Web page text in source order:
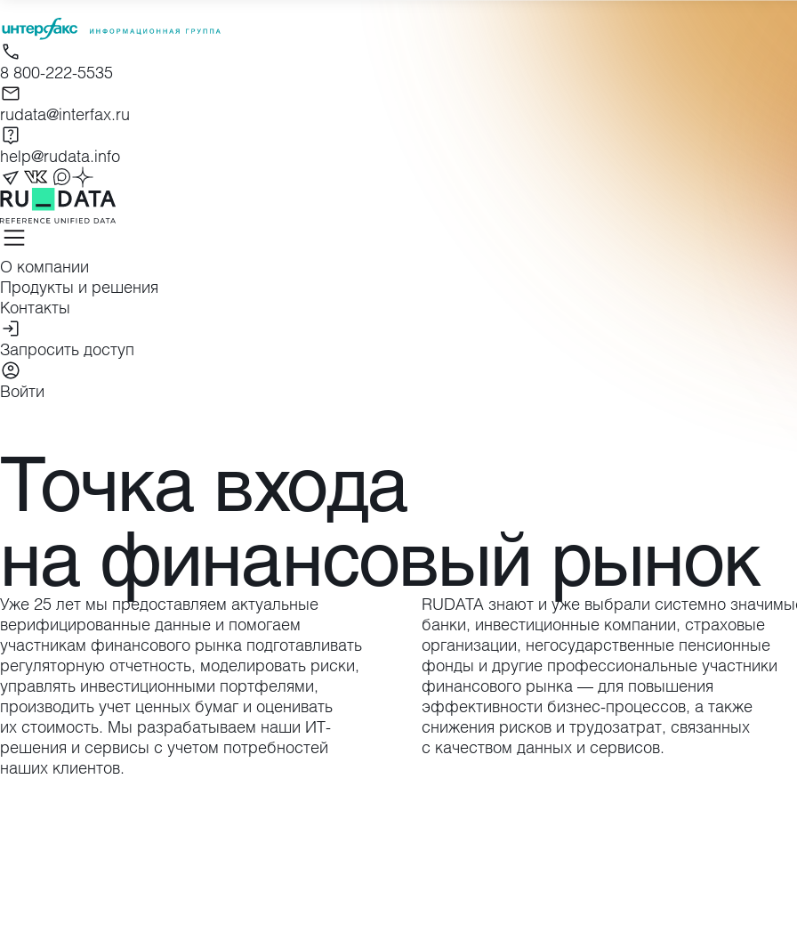
to
content
8 800-222-5535
rudata@interfax.ru
help@rudata.info
О компании
Продукты и решения
Контакты
Запросить доступ
Войти
Точка входа
на финансовый рынок
Уже 25 лет мы предоставляем актуальные
верифицированные данные и помогаем
участникам финансового рынка подготавливать
регуляторную отчетность, моделировать риски,
управлять инвестиционными портфелями,
производить учет ценных бумаг и оценивать
их стоимость. Мы разрабатываем наши ИТ-
решения и сервисы с учетом потребностей
наших клиентов.
RUDATA знают и уже выбрали системно
банки, инвестиционные компании, страховые
организации, негосударственные пенсионные
фонды и другие профессиональные участники
финансового рынка — для повышения
эффективности бизнес-процессов, а также
снижения рисков и трудозатрат, связанных
с качеством данных и сервисов.